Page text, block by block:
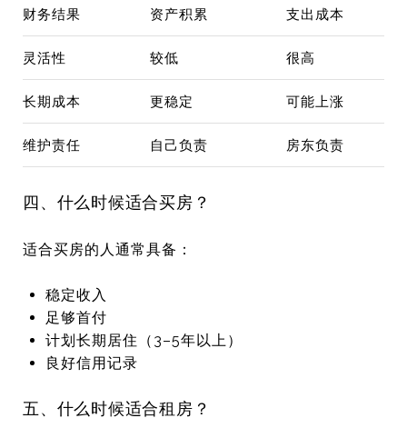
财务结果 资产积累 支出成本
灵活性 较低 很高
长期成本 更稳定 可能上涨
维护责任 自己负责 房东负责
四、什么时候适合买房？
适合买房的人通常具备：
稳定收入
足够首付
计划长期居住（3–5年以上）
良好信用记录
五、什么时候适合租房？